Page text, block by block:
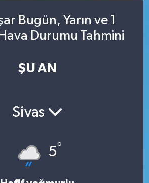
Bugün, Yarın ve 1
Durumu Tahmini
ŞU AN
Sivas
5°
Durumu ve Fikstür